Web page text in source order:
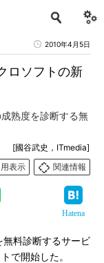
2010年4月5日
ロソフトの新
熟度を診断する無
[國谷武史，ITmedia]
表示
関連情報
Hatena
料診断するサービ
で開始した。